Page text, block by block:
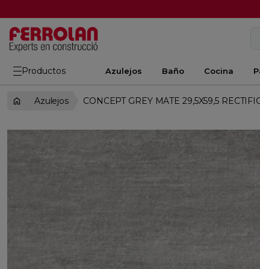
Productos Azulejos Baño Cocina
Azulejos CONCEPT GREY MATE 29,5X59,5